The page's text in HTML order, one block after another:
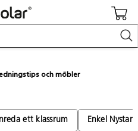
och möbler
ett klassrum Enkel